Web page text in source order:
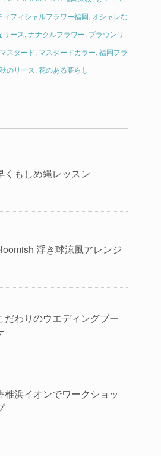
ィフィシャルフラワー福岡 オシャレな
リース ナナクルフラワー ブラウンリ
マスタード マスタードカラー 福岡フラ
秋のリース 花のある暮らし
くもしめ縄レッスン
浮き球涼風アレンジ
だわりのウエディングブー
椎浜イオンでワークショッ